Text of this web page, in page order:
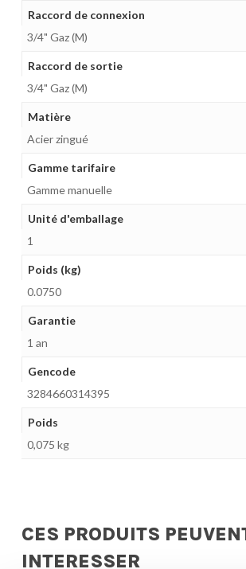
Raccord de connexion
3/4" Gaz (M)
Raccord de sortie
3/4" Gaz (M)
Matière
Acier zingué
Gamme tarifaire
Gamme manuelle
Unité d'emballage
1
Poids (kg)
0.0750
Garantie
1 an
Gencode
3284660314395
Poids
0,075 kg
CES PRODUITS
INTERESSER